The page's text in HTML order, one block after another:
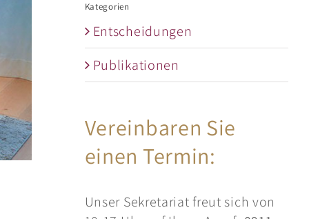
Kategorien
Entscheidungen
Publikationen
Vereinbaren Sie
einen Termin:
Unser Sekretariat freut sich von